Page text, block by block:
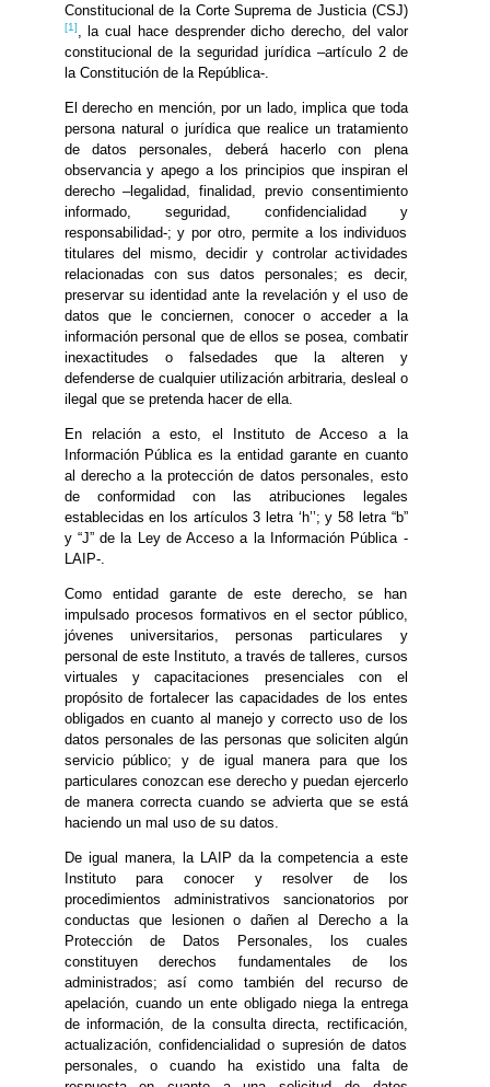
Constitucional de la Corte Suprema de Justicia (CSJ)
[1]
, la cual hace desprender dicho derecho, del valor
constitucional de la seguridad jurídica –artículo 2 de
la Constitución de la República-.
El derecho en mención, por un lado, implica que toda
persona natural o jurídica que realice un tratamiento
de datos personales, deberá hacerlo con plena
observancia y apego a los principios que inspiran el
derecho –legalidad, finalidad, previo consentimiento
informado, seguridad, confidencialidad y
responsabilidad-; y por otro, permite a los individuos
titulares del mismo, decidir y controlar actividades
relacionadas con sus datos personales; es decir,
preservar su identidad ante la revelación y el uso de
datos que le conciernen, conocer o acceder a la
información personal que de ellos se posea, combatir
inexactitudes o falsedades que la alteren y
defenderse de cualquier utilización arbitraria, desleal o
ilegal que se pretenda hacer de ella.
En relación a esto, el Instituto de Acceso a la
Información Pública es la entidad garante en cuanto
al derecho a la protección de datos personales, esto
de conformidad con las atribuciones legales
establecidas en los artículos 3 letra ‘h’’; y 58 letra “b”
y “J” de la Ley de Acceso a la Información Pública -
LAIP-.
Como entidad garante de este derecho, se han
impulsado procesos formativos en el sector público,
jóvenes universitarios, personas particulares y
personal de este Instituto, a través de talleres, cursos
virtuales y capacitaciones presenciales con el
propósito de fortalecer las capacidades de los entes
obligados en cuanto al manejo y correcto uso de los
datos personales de las personas que soliciten algún
servicio público; y de igual manera para que los
particulares conozcan ese derecho y puedan ejercerlo
de manera correcta cuando se advierta que se está
haciendo un mal uso de su datos.
De igual manera, la LAIP da la competencia a este
Instituto para conocer y resolver de los
procedimientos administrativos sancionatorios por
conductas que lesionen o dañen al Derecho a la
Protección de Datos Personales, los cuales
constituyen derechos fundamentales de los
administrados; así como también del recurso de
apelación, cuando un ente obligado niega la entrega
de información, de la consulta directa, rectificación,
actualización, confidencialidad o supresión de datos
personales, o cuando ha existido una falta de